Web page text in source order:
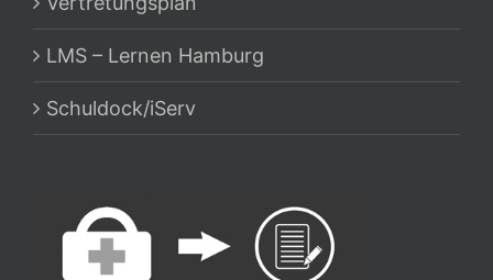
LMS – Lernen Hamburg
Schuldock/iServ